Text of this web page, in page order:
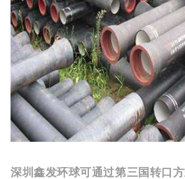
深圳鑫发环球可通过第三国转口